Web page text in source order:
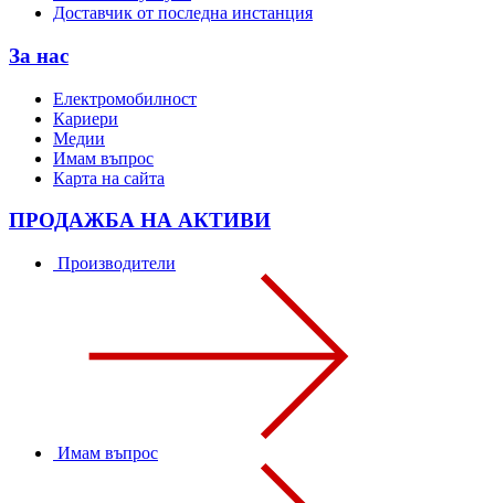
Доставчик от последна инстанция
За нас
Електромобилност
Кариери
Медии
Имам въпрос
Карта на сайта
ПРОДАЖБА НА АКТИВИ
Производители
Имам въпрос